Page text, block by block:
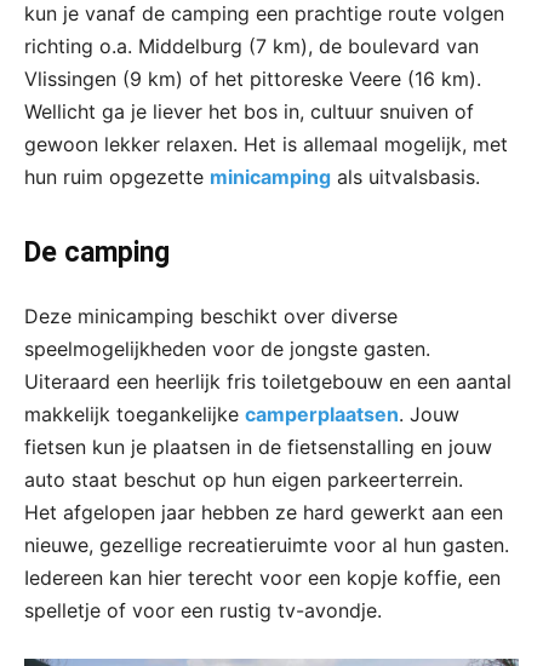
kun je vanaf de camping een prachtige route volgen
richting o.a. Middelburg (7 km), de boulevard van
Vlissingen (9 km) of het pittoreske Veere (16 km).
Wellicht ga je liever het bos in, cultuur snuiven of
gewoon lekker relaxen. Het is allemaal mogelijk, met
hun ruim opgezette minicamping als uitvalsbasis.
De camping
Deze minicamping beschikt over diverse
speelmogelijkheden voor de jongste gasten.
Uiteraard een heerlijk fris toiletgebouw en een aantal
makkelijk toegankelijke camperplaatsen. Jouw
fietsen kun je plaatsen in de fietsenstalling en jouw
auto staat beschut op hun eigen parkeerterrein.
Het afgelopen jaar hebben ze hard gewerkt aan een
nieuwe, gezellige recreatieruimte voor al hun gasten.
Iedereen kan hier terecht voor een kopje koffie, een
spelletje of voor een rustig tv-avondje.